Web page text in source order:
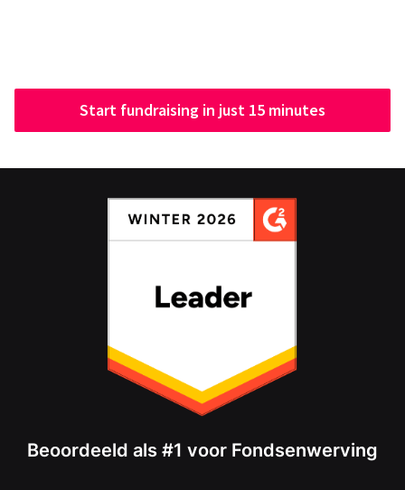
Start fundraising in just 15 minutes
Beoordeeld als #1 voor Fondsenwerving